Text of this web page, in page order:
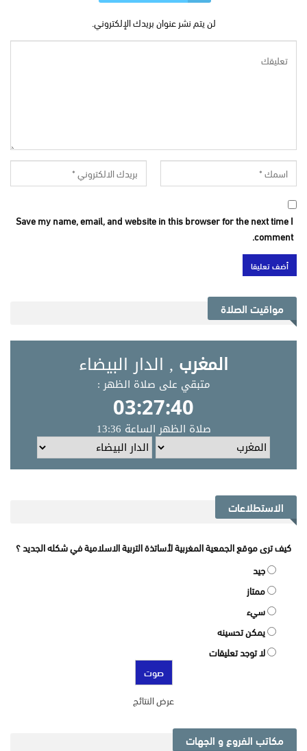
لن يتم نشر عنوان بريدك الإلكتروني.
Save my name, email, and website in this browser for the next time I
comment.
مواقيت الصلاة
الاستطلاعات
كيف ترى موقع الجمعية المغربية لأساتذة التربية الاسلامية في شكله الجديد ؟
جيد
ممتاز
سيء
يمكن تحسينه
لا توجد تعليقات
عرض النتائج
مكاتب الفروع و الجهات